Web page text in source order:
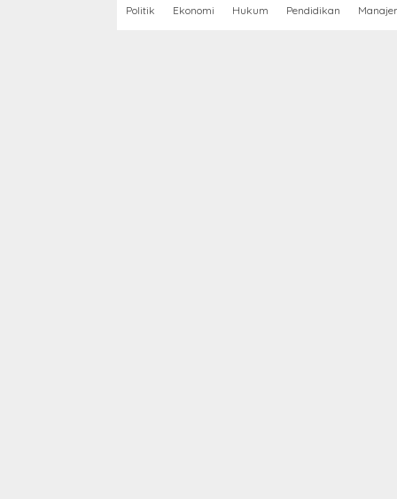
Politik Ekonomi Hukum Pendidikan